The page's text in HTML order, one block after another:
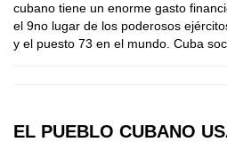
cubano tiene un enorme gasto
el 9no lugar de los poderosos
y el puesto 73 en el mundo. Cuba
EL PUEBLO CUBANO